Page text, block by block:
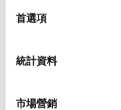
首選項
統計資料
市場營銷
安裝和安裝規範